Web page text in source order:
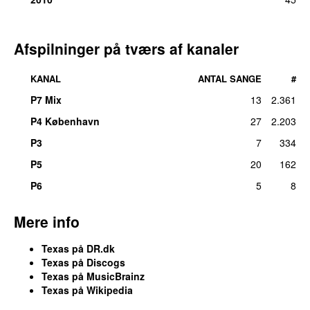
lør 31. mar 2012
Prayer for You
1
Afspilninger på tværs af kanaler
KANAL ANTAL SANGE #
P7 Mix 13
2.361
P4 København
27
2.203
P3
7
334
P5
20
162
P6
5 8
Mere info
Texas på DR.dk
Texas på Discogs
Texas på MusicBrainz
Texas på Wikipedia